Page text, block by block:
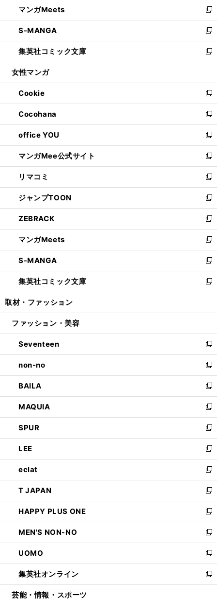
く
で
開
く
ド
ウ
で
開
く
ィ
ン
ド
ウ
で
開
い
ウ
ィ
ン
ド
ウ
開
く
マンガMeets
新
し
い
ウ
ィ
ン
ウ
で
開
く
S-MANGA
新
し
い
ウ
ン
ド
ウ
で
開
く
集英社コミック文庫
新
し
ウ
ィ
ン
ド
ウ
で
開
く
女性マンガ
Cookie
新
し
い
ウ
ィ
ン
ド
ウ
で
開
く
Cocohana
新
し
い
ウ
ィ
ン
ド
ウ
で
開
く
office YOU
新
し
い
ウ
ィ
ン
ド
ウ
で
開
く
マンガMee公式サイト
新
し
い
ウ
ィ
ン
ド
ウ
で
開
く
リマコミ
新
し
い
ウ
ィ
ン
ド
ウ
で
開
く
ジャンプTOON
新
し
い
ウ
ィ
ン
ド
ウ
で
開
ZEBRACK
新
し
い
ウ
ィ
ン
ド
ウ
開
マンガMeets
新
し
い
ウ
ィ
ン
ウ
開
く
S-MANGA
新
し
い
ウ
ン
ウ
で
開
く
集英社コミック文庫
新
し
ウ
ン
ド
ウ
で
開
く
取材・ファッション
ファッション・美容
Seventeen
新
し
い
ウ
ィ
ン
ド
ウ
で
開
く
non-no
新
し
い
ウ
ィ
ン
ド
ウ
で
開
く
BAILA
新
し
い
ウ
ィ
ン
ド
ウ
で
開
く
MAQUIA
新
し
い
ウ
ィ
ン
ド
ウ
で
開
く
SPUR
新
し
い
ウ
ィ
ン
ド
ウ
で
開
く
LEE
新
し
い
ウ
ィ
ン
ド
ウ
で
開
く
eclat
新
し
い
ウ
ィ
ン
ド
ウ
で
開
く
T JAPAN
新
し
い
ウ
ィ
ン
ド
ウ
で
開
HAPPY PLUS ONE
新
し
い
ウ
ィ
ン
ド
ウ
MEN'S NON-NO
新
し
い
ウ
ィ
ン
UOMO
新
し
い
ウ
集英社オンライン
新
し
芸能・情報・スポーツ